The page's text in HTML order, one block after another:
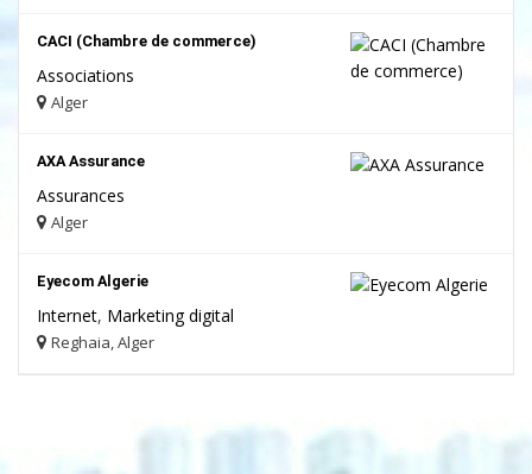
CACI (Chambre de commerce)
Associations
Alger
AXA Assurance
Assurances
Alger
Eyecom Algerie
Internet, Marketing digital
Reghaia, Alger